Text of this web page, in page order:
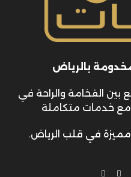
بالرياض
بين الفخامة والراحة في
مع خدمات متكاملة
في قلب الرياض.